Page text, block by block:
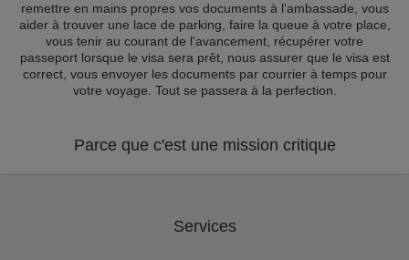
remettre en mains propres vos documents à l'ambassade, vous
aider à trouver une lace de parking, faire la queue à votre place,
vous tenir au courant de l'avancement, récupérer votre
passeport lorsque le visa sera prêt, nous assurer que le visa est
correct, vous envoyer les documents par courrier à temps pour
votre voyage. Tout se passera à la perfection.
Parce que c'est une mission critique
Services